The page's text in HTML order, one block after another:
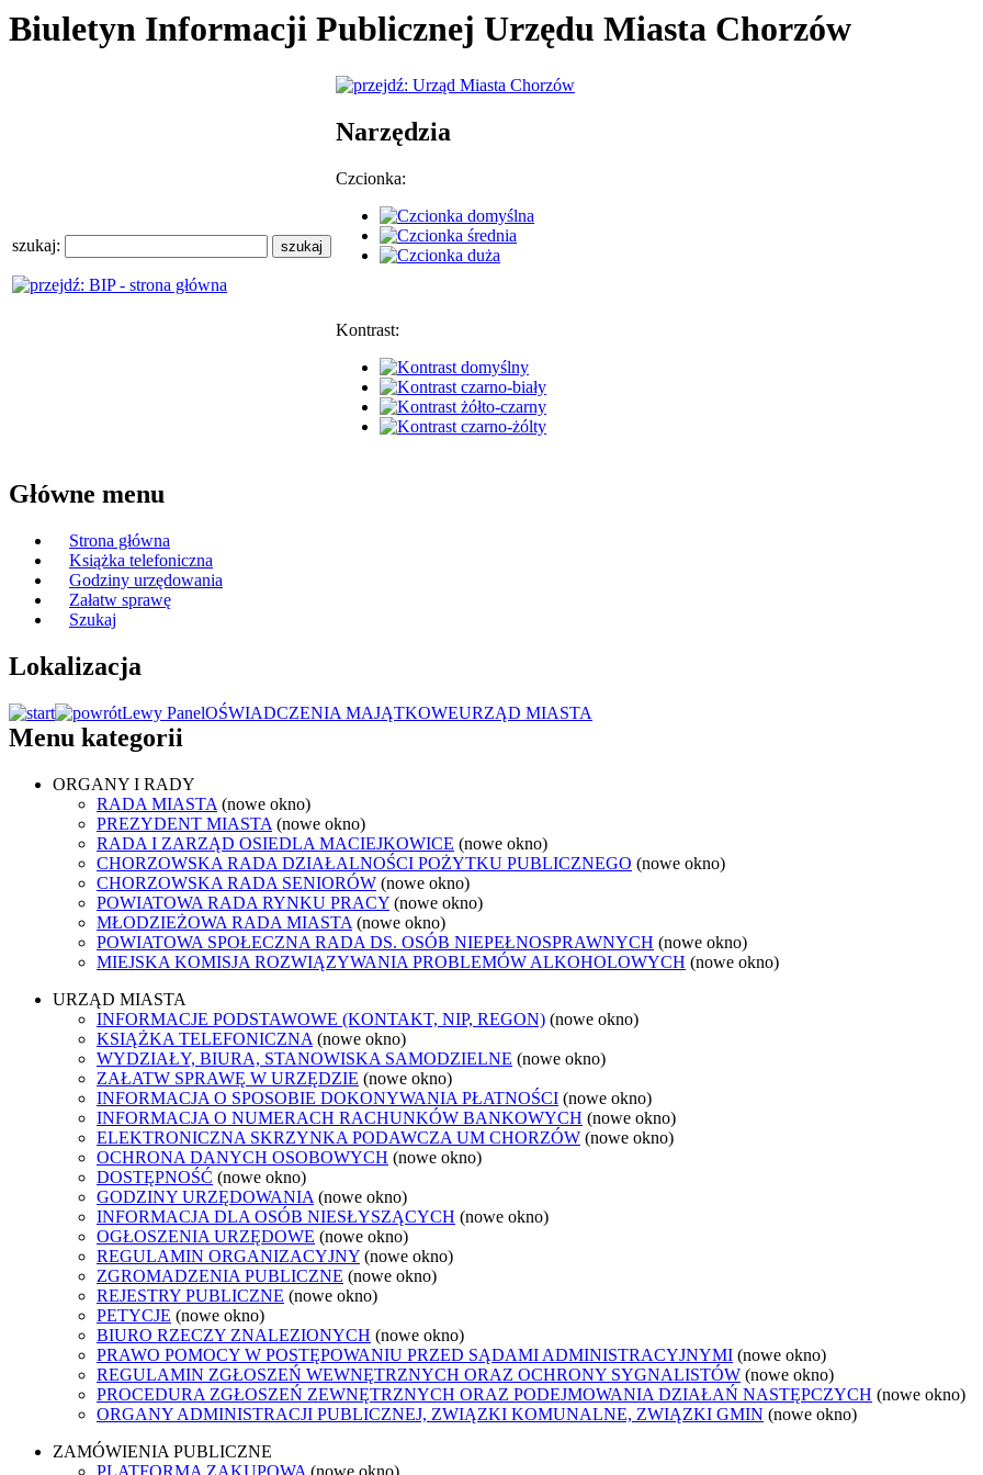
Biuletyn Informacji Publicznej Urzędu Miasta Chorzów
szukaj:
Narzędzia
Czcionka:
Kontrast:
Główne menu
Strona główna
Książka telefoniczna
Godziny urzędowania
Załatw sprawę
Szukaj
Lokalizacja
Lewy PanelOŚWIADCZENIA MAJĄTKOWEURZĄD MIASTA
Menu kategorii
ORGANY I RADY
RADA MIASTA (nowe okno)
PREZYDENT MIASTA (nowe okno)
RADA I ZARZĄD OSIEDLA MACIEJKOWICE (nowe okno)
CHORZOWSKA RADA DZIAŁALNOŚCI POŻYTKU PUBLICZNEGO (nowe okno)
CHORZOWSKA RADA SENIORÓW (nowe okno)
POWIATOWA RADA RYNKU PRACY (nowe okno)
MŁODZIEŻOWA RADA MIASTA (nowe okno)
POWIATOWA SPOŁECZNA RADA DS. OSÓB NIEPEŁNOSPRAWNYCH (nowe okno)
MIEJSKA KOMISJA ROZWIĄZYWANIA PROBLEMÓW ALKOHOLOWYCH (nowe okno)
URZĄD MIASTA
INFORMACJE PODSTAWOWE (KONTAKT, NIP, REGON) (nowe okno)
KSIĄŻKA TELEFONICZNA (nowe okno)
WYDZIAŁY, BIURA, STANOWISKA SAMODZIELNE (nowe okno)
ZAŁATW SPRAWĘ W URZĘDZIE (nowe okno)
INFORMACJA O SPOSOBIE DOKONYWANIA PŁATNOŚCI (nowe okno)
INFORMACJA O NUMERACH RACHUNKÓW BANKOWYCH (nowe okno)
ELEKTRONICZNA SKRZYNKA PODAWCZA UM CHORZÓW (nowe okno)
OCHRONA DANYCH OSOBOWYCH (nowe okno)
DOSTĘPNOŚĆ (nowe okno)
GODZINY URZĘDOWANIA (nowe okno)
INFORMACJA DLA OSÓB NIESŁYSZĄCYCH (nowe okno)
OGŁOSZENIA URZĘDOWE (nowe okno)
REGULAMIN ORGANIZACYJNY (nowe okno)
ZGROMADZENIA PUBLICZNE (nowe okno)
REJESTRY PUBLICZNE (nowe okno)
PETYCJE (nowe okno)
BIURO RZECZY ZNALEZIONYCH (nowe okno)
PRAWO POMOCY W POSTĘPOWANIU PRZED SĄDAMI ADMINISTRACYJNYMI (nowe okno)
REGULAMIN ZGŁOSZEŃ WEWNĘTRZNYCH ORAZ OCHRONY SYGNALISTÓW (nowe okno)
PROCEDURA ZGŁOSZEŃ ZEWNĘTRZNYCH ORAZ PODEJMOWANIA DZIAŁAŃ NASTĘPCZYCH (nowe okno)
ORGANY ADMINISTRACJI PUBLICZNEJ, ZWIĄZKI KOMUNALNE, ZWIĄZKI GMIN (nowe okno)
ZAMÓWIENIA PUBLICZNE
PLATFORMA ZAKUPOWA (nowe okno)